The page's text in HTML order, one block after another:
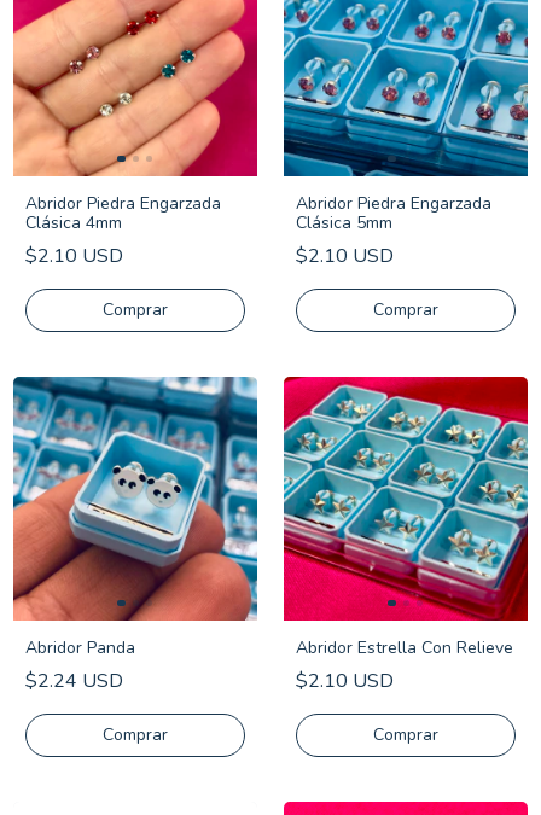
Abridor Piedra Engarzada
Clásica 4mm
$2.10 USD
Comprar
Abridor Piedra Engarzada
Clásica 5mm
$2.10 USD
Comprar
Abridor Panda
$2.24 USD
Abridor Estrella Con Relieve
$2.10 USD